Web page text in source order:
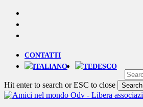
Skip
content
CONTATTI
Hit enter to search or ESC to close Search
Close